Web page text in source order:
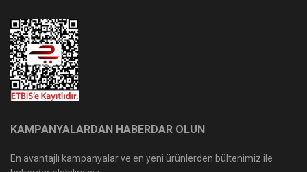
KAMPANYALARDAN HABERDAR OLUN
En avantajlı kampanyalar ve en yeni ürünlerden bültenimiz ile